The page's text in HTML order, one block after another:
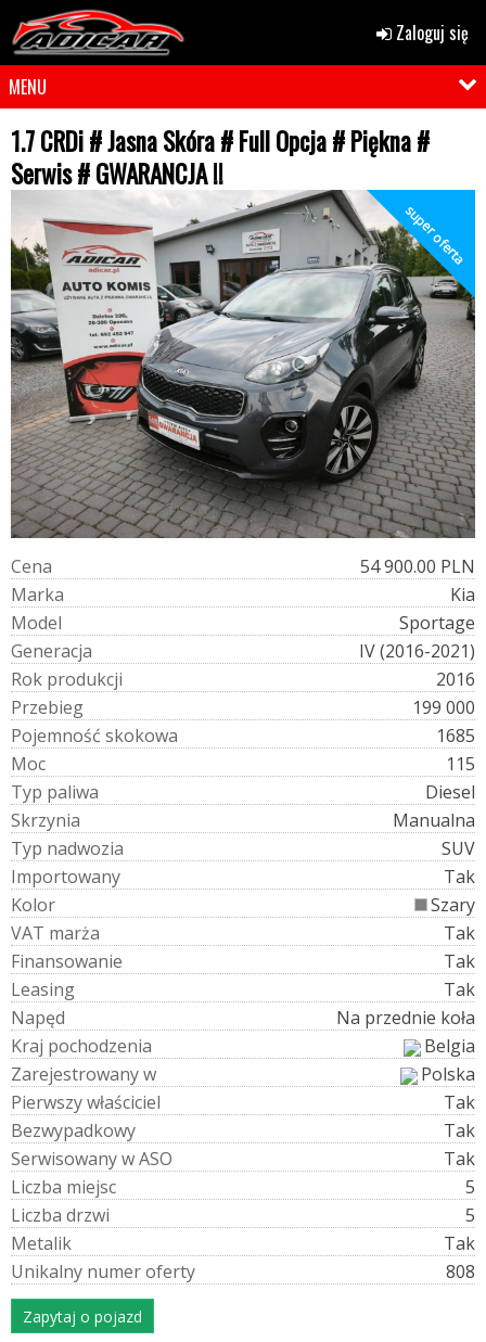
Zaloguj się
MENU
1.7 CRDi # Jasna Skóra # Full Opcja # Piękna #
Serwis # GWARANCJA !!
super oferta
Cena
54 900.00 PLN
Marka
Kia
Model
Sportage
Generacja
IV (2016-2021)
Rok produkcji
2016
Przebieg
199 000
Pojemność skokowa
1685
Moc
115
Typ paliwa
Diesel
Skrzynia
Manualna
Typ nadwozia
SUV
Importowany
Tak
Kolor
Szary
VAT marża
Tak
Finansowanie
Tak
Leasing
Tak
Napęd
Na przednie koła
Kraj pochodzenia
Belgia
Zarejestrowanyw
Polska
Pierwszywłaściciel
Tak
Bezwypadkowy
Tak
SerwisowanywASO
Tak
Liczba miejsc
5
Liczba drzwi
5
Metalik
Tak
Unikalny numeroferty 808
Zapytaj o pojazd